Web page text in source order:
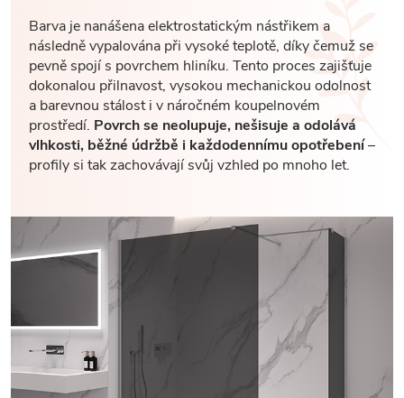
Barva je nanášena elektrostatickým nástřikem a
následně vypalována při vysoké teplotě, díky čemuž se
pevně spojí s povrchem hliníku. Tento proces zajišťuje
dokonalou přilnavost, vysokou mechanickou odolnost
a barevnou stálost i v náročném koupelnovém
prostředí. Povrch se neolupuje, nešisuje a odolává
vlhkosti, běžné údržbě i každodennímu opotřebení–
profily si tak zachovávají svůj vzhled po mnoho let.